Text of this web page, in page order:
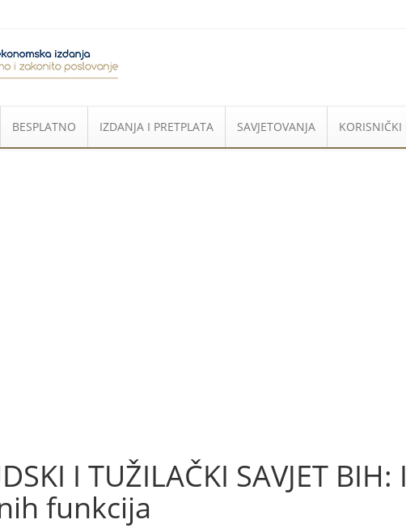
BESPLATNO IZDANJA I PRETPLATA SAVJETOVANJA KORISNIČKI
I TUŽILAČKI SAVJET
funkcija